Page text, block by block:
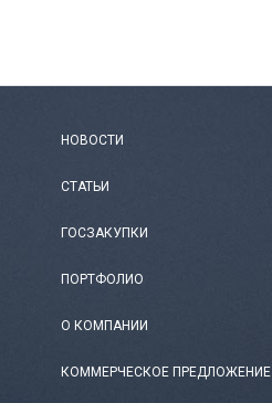
НОВОСТИ
СТАТЬИ
ГОСЗАКУПКИ
ПОРТФОЛИО
О КОМПАНИИ
КОММЕРЧЕСКОЕ ПРЕДЛОЖЕНИЕ